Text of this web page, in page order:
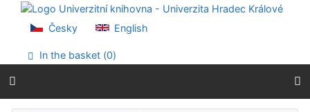
Go to content
Go to menu
Accessibility declaration
Česky English
In the basket (0)